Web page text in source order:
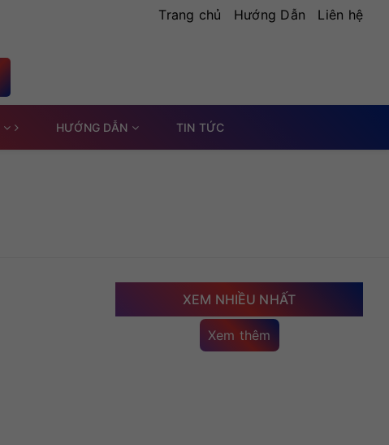
Trang chủ Hướng Dẫn Liên hệ
HƯỚNG DẪN TIN TỨC
XEM NHIỀU NHẤT
Xem thêm